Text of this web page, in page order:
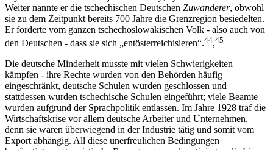
Weiter nannte er die tschechischen Deutschen Zuwanderer, obwohl
sie zu dem Zeitpunkt bereits 700 Jahre die Grenzregion besiedelten.
Er forderte vom ganzen tschechoslowakischen Volk - also auch von
den Deutschen - dass sie sich „entösterreichisieren“.44,45
Die deutsche Minderheit musste mit vielen Schwierigkeiten
kämpfen - ihre Rechte wurden von den Behörden häufig
eingeschränkt, deutsche Schulen wurden geschlossen und
stattdessen wurden tschechische Schulen eingeführt; viele Beamte
wurden aufgrund der Sprachpolitik entlassen. Im Jahre 1928 traf die
Wirtschaftskrise vor allem deutsche Arbeiter und Unternehmen,
denn sie waren überwiegend in der Industrie tätig und somit vom
Export abhängig. All diese unerfreulichen Bedingungen